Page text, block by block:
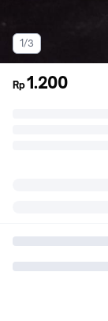
1/3
Rp1.200